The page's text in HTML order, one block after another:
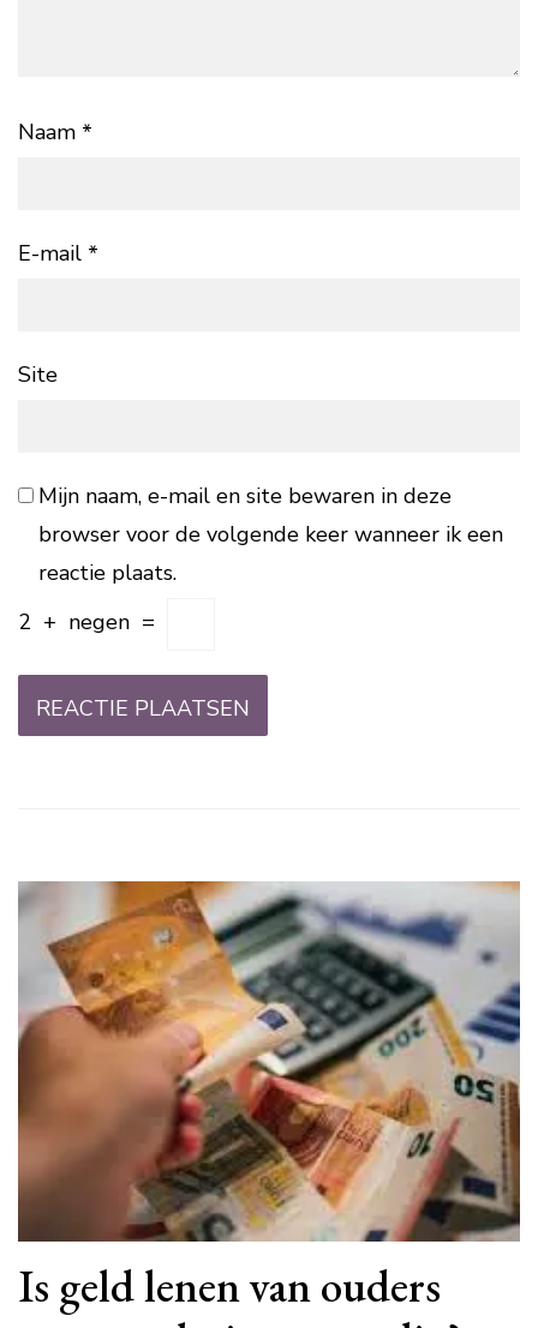
Naam *
E-mail *
Site
Mijn naam, e-mail en site bewaren in deze
browser voor de volgende keer wanneer ik een
reactie plaats.
2 + negen =
Is geld lenen van ouders